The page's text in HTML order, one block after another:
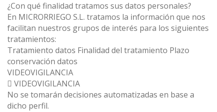
¿Con qué finalidad tratamos sus datos personales?
En MICRORRIEGO S.L. tratamos la información que nos
facilitan nuestros grupos de interés para los siguientes
tratamientos:
Tratamiento datos Finalidad del tratamiento Plazo
conservación datos
VIDEOVIGILANCIA
 VIDEOVIGILANCIA
No se tomarán decisiones automatizadas en base a
dicho perfil.